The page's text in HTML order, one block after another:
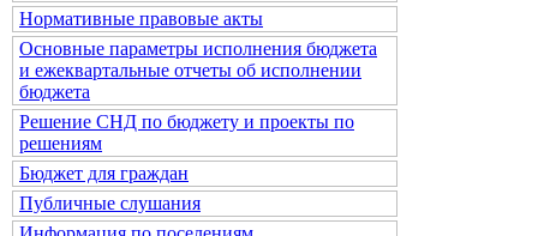
Нормативные правовые акты
Основные параметры исполнения бюджета
и ежеквартальные отчеты об исполнении
бюджета
Решение СНД по бюджету и проекты по
решениям
Бюджет для граждан
Публичные слушания